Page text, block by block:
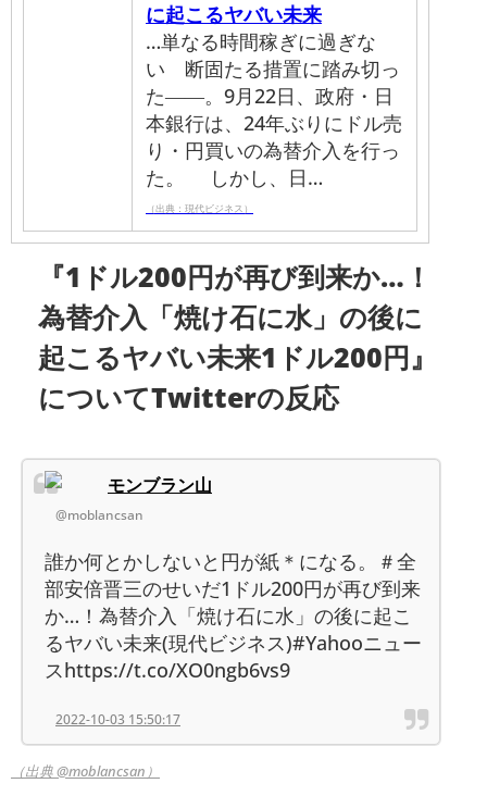
に起こるヤバい未来
…単なる時間稼ぎに過ぎな
い 断固たる措置に踏み切っ
た――。9月22日、政府・日
本銀行は、24年ぶりにドル売
り・円買いの為替介入を行っ
た。 しかし、日…
（出典：現代ビジネス）
『1ドル200円が再び到来か…！
為替介入「焼け石に水」の後に
起こるヤバい未来1ドル200円』
についてTwitterの反応
モンブラン山
@moblancsan
誰か何とかしないと円が紙＊になる。＃全
部安倍晋三のせいだ1ドル200円が再び到来
か…！為替介入「焼け石に水」の後に起こ
るヤバい未来(現代ビジネス)#Yahooニュー
スhttps://t.co/XO0ngb6vs9
2022-10-03 15:50:17
（出典 @moblancsan）